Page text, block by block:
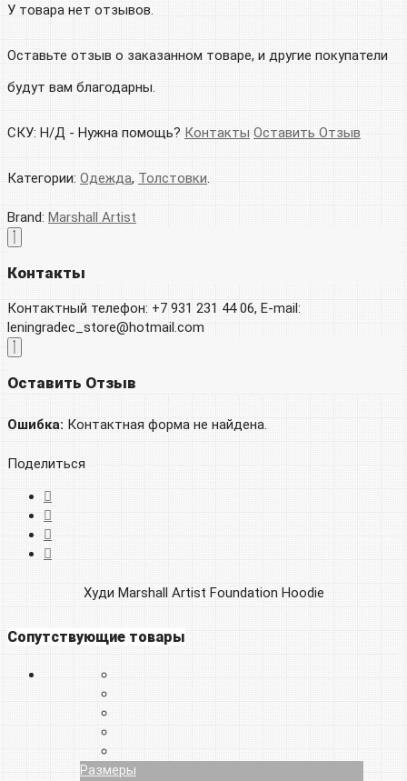
У товара нет отзывов.
Оставьте отзыв о заказанном товаре, и другие покупатели
будут вам благодарны.
СКУ: Н/Д - Нужна помощь? Контакты Оставить Отзыв
Категории: Одежда, Толстовки
Brand: Marshall Artist
Контакты
Контактный телефон: +7 931 231 44 06, E-mail:
leningradec_store@hotmail.com
Оставить Отзыв
Ошибка: Контактная форма не найдена.
Поделиться
Худи Marshall Artist Foundation Hoodie
Сопутствующие товары
Размеры